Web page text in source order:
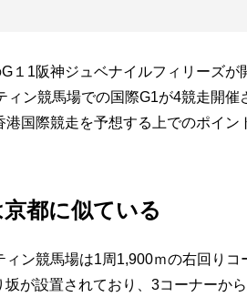
１1阪神ジュベナイルフィリーズが
ィン競馬場での国際G1が4競走開
国際競走を予想する上でのポイ
都に似ている
ン競馬場は1周1,900ｍの右回りコ
が設置されており、3コーナーか